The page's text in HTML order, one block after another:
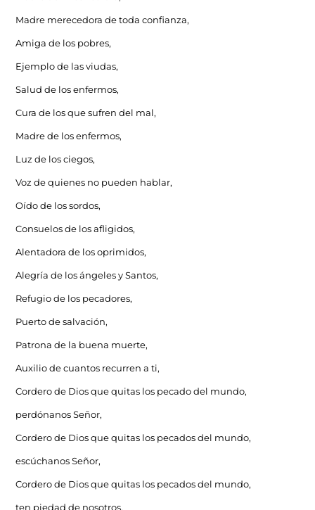
Madre merecedora de toda confianza,
Amiga de los pobres,
Ejemplo de las viudas,
Salud de los enfermos,
Cura de los que sufren del mal,
Madre de los enfermos,
Luz de los ciegos,
Voz de quienes no pueden hablar,
Oído de los sordos,
Consuelos de los afligidos,
Alentadora de los oprimidos,
Alegría de los ángeles y Santos,
Refugio de los pecadores,
Puerto de salvación,
Patrona de la buena muerte,
Auxilio de cuantos recurren a ti,
Cordero de Dios que quitas los pecado del mundo,
perdónanos Señor,
Cordero de Dios que quitas los pecados del mundo,
escúchanos Señor,
Cordero de Dios que quitas los pecados del mundo,
ten piedad de nosotros,